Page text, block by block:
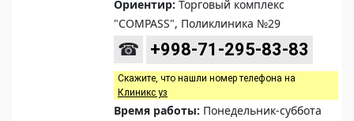
Ориентир: Торговый комплекс
"COMPASS", Поликлиника №29
☎ +998-71-295-83-83
Скажите, что нашли номер телефона на
Клиникс уз
Время работы: Понедельник-суббота